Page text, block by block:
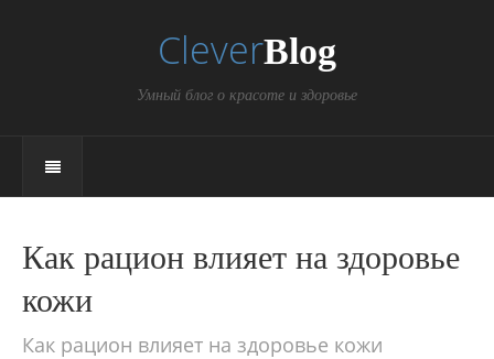
CleverBlog
Умный блог о красоте и здоровье
Как рацион влияет на здоровье
кожи
Как рацион влияет на здоровье кожи